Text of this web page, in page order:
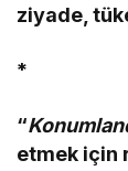
ziyade,
*
“
etmek için